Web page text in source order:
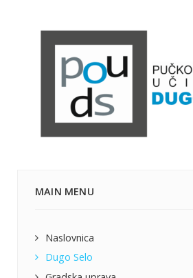
MAIN MENU
Naslovnica
Dugo Selo